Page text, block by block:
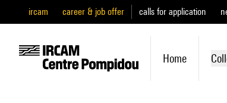
ircam career & job offer calls for application
Home